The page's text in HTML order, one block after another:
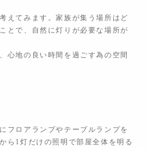
えてみます。家族が集う場所はど
とで、自然に灯りが必要な場所が
心地の良い時間を過ごす為の空間
フロアランプやテーブルランプを
ら1灯だけの照明で部屋全体を明る